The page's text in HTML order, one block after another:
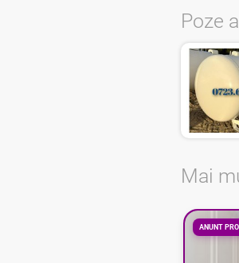
Poze
Mai
ANUNT